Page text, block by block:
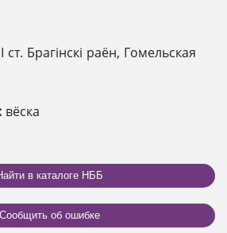
ст. Брагінскі раён, Гомельская
вёска
в каталоге НББ
Сообщить об ошибке